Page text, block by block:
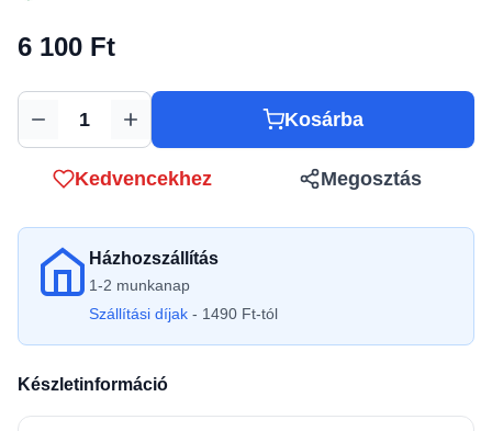
6 100 Ft
Mennyiség Kosárba
Kedvencekhez Megosztás
Házhozszállítás
1-2 munkanap
Szállítási díjak - 1490 Ft-tól
Készletinformáció